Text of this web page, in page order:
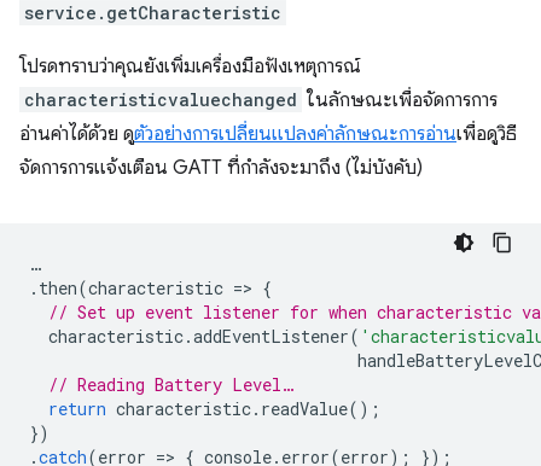
service.getCharacteristic
โปรดทราบว่าคุณยังเพิ่มเครื่องมือฟังเหตุการณ์
characteristicvaluechanged ในลักษณะเพื่อจัดการการ
อ่านค่าได้ด้วย ดูตัวอย่างการเปลี่ยนแปลงค่าลักษณะการอ่านเพื่อดูวิธี
จัดการการแจ้งเตือน GATT ที่กำลังจะมาถึง (ไม่บังคับ)
…
. then(characteristic => {
// Set up event listener for when characteristic
characteristic.addEventListener(
// Reading Battery Level…
return characteristic. readValue();
})
.catch(error => { console. error(error); });